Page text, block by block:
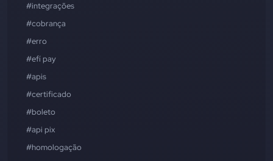
#integrações
#cobrança
#erro
#efí pay
#apis
#certificado
#boleto
#api pix
#homologação